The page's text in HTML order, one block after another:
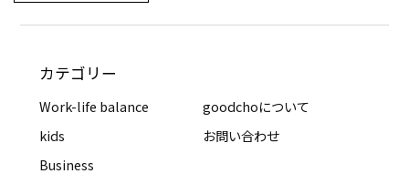
カテゴリー
Work-life balance
goodchoについて
kids
お問い合わせ
Business